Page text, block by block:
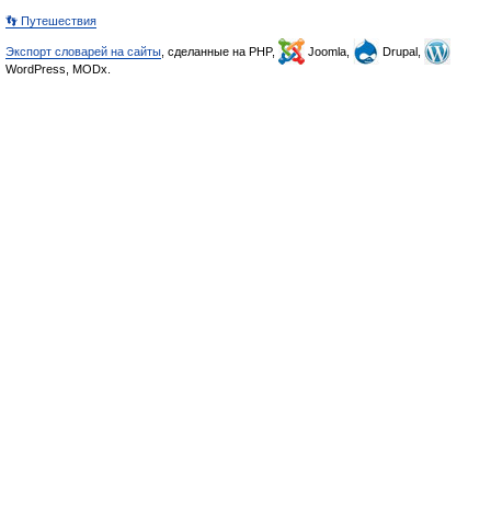
👣 Путешествия
Экспорт словарей на сайты , сделанные на PHP, Joomla,
Drupal,
WordPress, MODx.